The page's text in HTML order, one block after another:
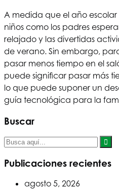
A medida que el año escolar
niños como los padres
relajado y las divertidas
de verano. Sin embargo,
pasar menos tiempo en el
puede significar pasar más
lo que puede suponer un
guía tecnológica para la
Buscar
Publicaciones recientes
agosto 5, 2026